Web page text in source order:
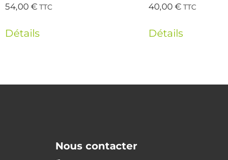
54,00€ TTC
Détails
40,00€ TTC
Détails
Nous contacter